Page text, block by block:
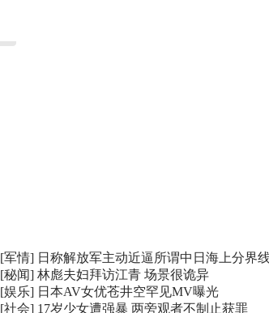
[军情] 日称解放军主动近逼所谓中日海上分界
[秘闻] 林彪夫妇拜访江青 场景很诡异
[娱乐] 日本AV女优苍井空罕见MV曝光
[社会] 17岁少女遭强暴 两旁观者不制止获罪